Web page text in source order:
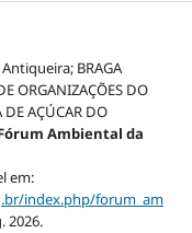
BRAGA
ORGANIZAÇÕES DO
DE AÇÚCAR DO
Ambiental da
em:
index.php/forum_am
2026.